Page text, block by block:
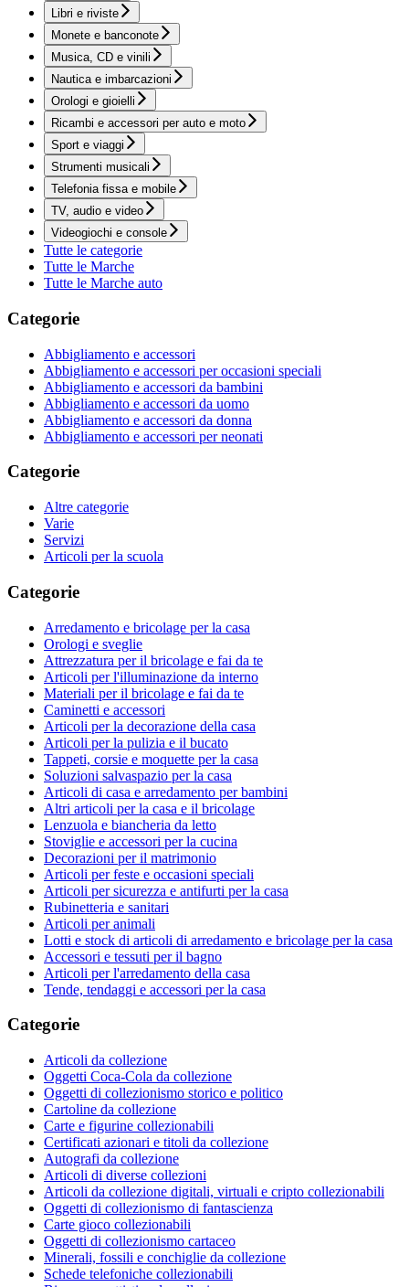
Libri e riviste
Monete e banconote
Musica, CD e vinili
Nautica e imbarcazioni
Orologi e gioielli
Ricambi e accessori per auto e moto
Sport e viaggi
Strumenti musicali
Telefonia fissa e mobile
TV, audio e video
Videogiochi e console
Tutte le categorie
Tutte le Marche
Tutte le Marche auto
Categorie
Abbigliamento e accessori
Abbigliamento e accessori per occasioni speciali
Abbigliamento e accessori da bambini
Abbigliamento e accessori da uomo
Abbigliamento e accessori da donna
Abbigliamento e accessori per neonati
Categorie
Altre categorie
Varie
Servizi
Articoli per la scuola
Categorie
Arredamento e bricolage per la casa
Orologi e sveglie
Attrezzatura per il bricolage e fai da te
Articoli per l'illuminazione da interno
Materiali per il bricolage e fai da te
Caminetti e accessori
Articoli per la decorazione della casa
Articoli per la pulizia e il bucato
Tappeti, corsie e moquette per la casa
Soluzioni salvaspazio per la casa
Articoli di casa e arredamento per bambini
Altri articoli per la casa e il bricolage
Lenzuola e biancheria da letto
Stoviglie e accessori per la cucina
Decorazioni per il matrimonio
Articoli per feste e occasioni speciali
Articoli per sicurezza e antifurti per la casa
Rubinetteria e sanitari
Articoli per animali
Lotti e stock di articoli di arredamento e bricolage per la casa
Accessori e tessuti per il bagno
Articoli per l'arredamento della casa
Tende, tendaggi e accessori per la casa
Categorie
Articoli da collezione
Oggetti Coca-Cola da collezione
Oggetti di collezionismo storico e politico
Cartoline da collezione
Carte e figurine collezionabili
Certificati azionari e titoli da collezione
Autografi da collezione
Articoli di diverse collezioni
Articoli da collezione digitali, virtuali e cripto collezionabili
Oggetti di collezionismo di fantascienza
Carte gioco collezionabili
Oggetti di collezionismo cartaceo
Minerali, fossili e conchiglie da collezione
Schede telefoniche collezionabili